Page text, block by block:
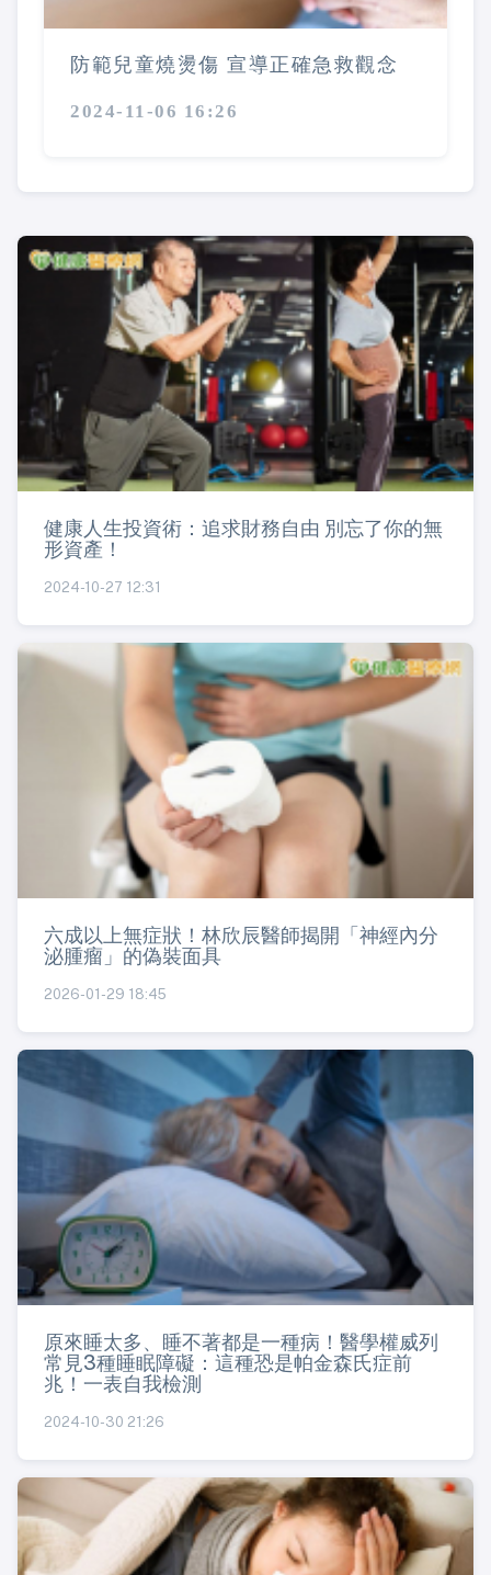
防範兒童燒燙傷 宣導正確急救觀念
2024-11-06 16:26
健康人生投資術：追求財務自由 別忘了你的無
形資產！
2024-10-27 12:31
六成以上無症狀！林欣辰醫師揭開「神經內分
泌腫瘤」的偽裝面具
2026-01-29 18:45
原來睡太多、睡不著都是一種病！醫學權威列
常見3種睡眠障礙：這種恐是帕金森氏症前
兆！一表自我檢測
2024-10-30 21:26